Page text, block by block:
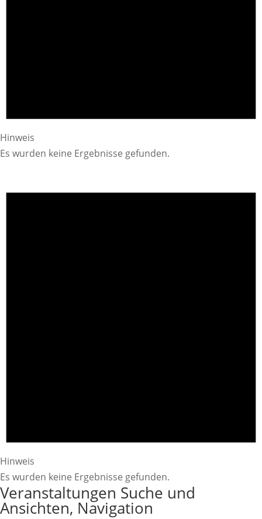
Hinweis
Es wurden keine Ergebnisse gefunden.
Hinweis
Es wurden keine Ergebnisse gefunden.
Veranstaltungen Suche und
Ansichten, Navigation